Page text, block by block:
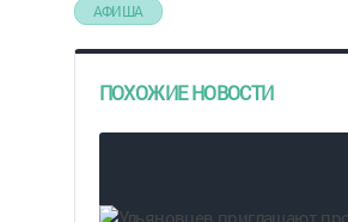
АФИША
ПОХОЖИЕ НОВОСТИ